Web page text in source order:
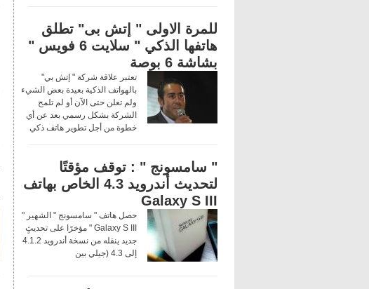
للمرة الاولى " إتش بى" تطلق
هاتفها الذكي " سلايت 6 فويس "
بشاشة 6 بوصة
تعتبر علاقة شركة " إتش بي"
بالهواتف الذكية بعيدة بعض الشيء
ولم تعلن حتى الآن أو لم تلمح
الشركة بشكل رسمي بعد عن أي
خطوة من أجل تطوير هاتف ذكي
" سامسونج " : توقف مؤقتًا
لتحديث أندرويد 4.3 الخاص بهاتف
Galaxy S III
حصل هاتف " سامسونج " الشهير "
Galaxy S III " مؤخرًا على تحديثٍ
جديد ينقله من نسخة أندرويد 4.1.2
إلى 4.3 (جيلي بين